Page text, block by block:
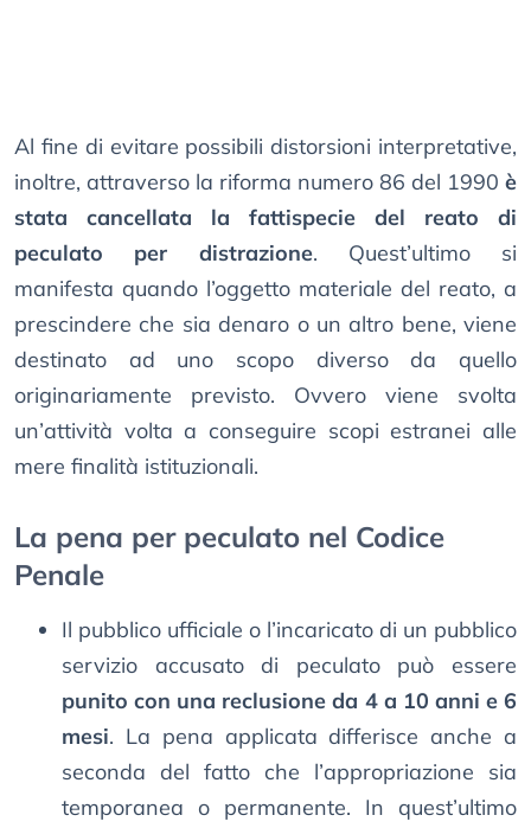
Al fine di evitare possibili distorsioni interpretative,
inoltre, attraverso la riforma numero 86 del 1990 è
stata cancellata la fattispecie del reato di
peculato per distrazione. Quest’ultimo si
manifesta quando l’oggetto materiale del reato, a
prescindere che sia denaro o un altro bene, viene
destinato ad uno scopo diverso da quello
originariamente previsto. Ovvero viene svolta
un’attività volta a conseguire scopi estranei alle
mere finalità istituzionali.
La pena per peculato nel Codice
Penale
Il pubblico ufficiale o l’incaricato di un pubblico
servizio accusato di peculato può essere
punito con una reclusione da 4 a 10 anni e 6
mesi. La pena applicata differisce anche a
seconda del fatto che l’appropriazione sia
temporanea o permanente. In quest’ultimo